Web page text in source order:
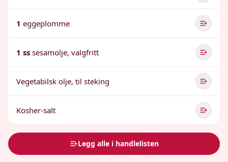
1 eggeplomme
1 ss sesamolje, valgfritt
Vegetabilsk olje, til steking
Kosher-salt
Legg alle i handlelisten